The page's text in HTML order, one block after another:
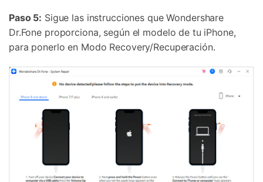
Paso 5: Sigue las instrucciones que Wondershare
Dr.Fone proporciona, según el modelo de tu iPhone,
para ponerlo en Modo Recovery/Recuperación.